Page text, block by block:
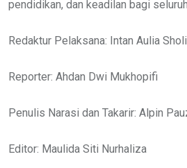
pendidikan, dan keadilan bagi
Redaktur Pelaksana: Intan Aulia
Reporter: Ahdan Dwi Mukhopifi
Penulis Narasi dan Takarir: Alpin
Editor: Maulida Siti Nurhaliza